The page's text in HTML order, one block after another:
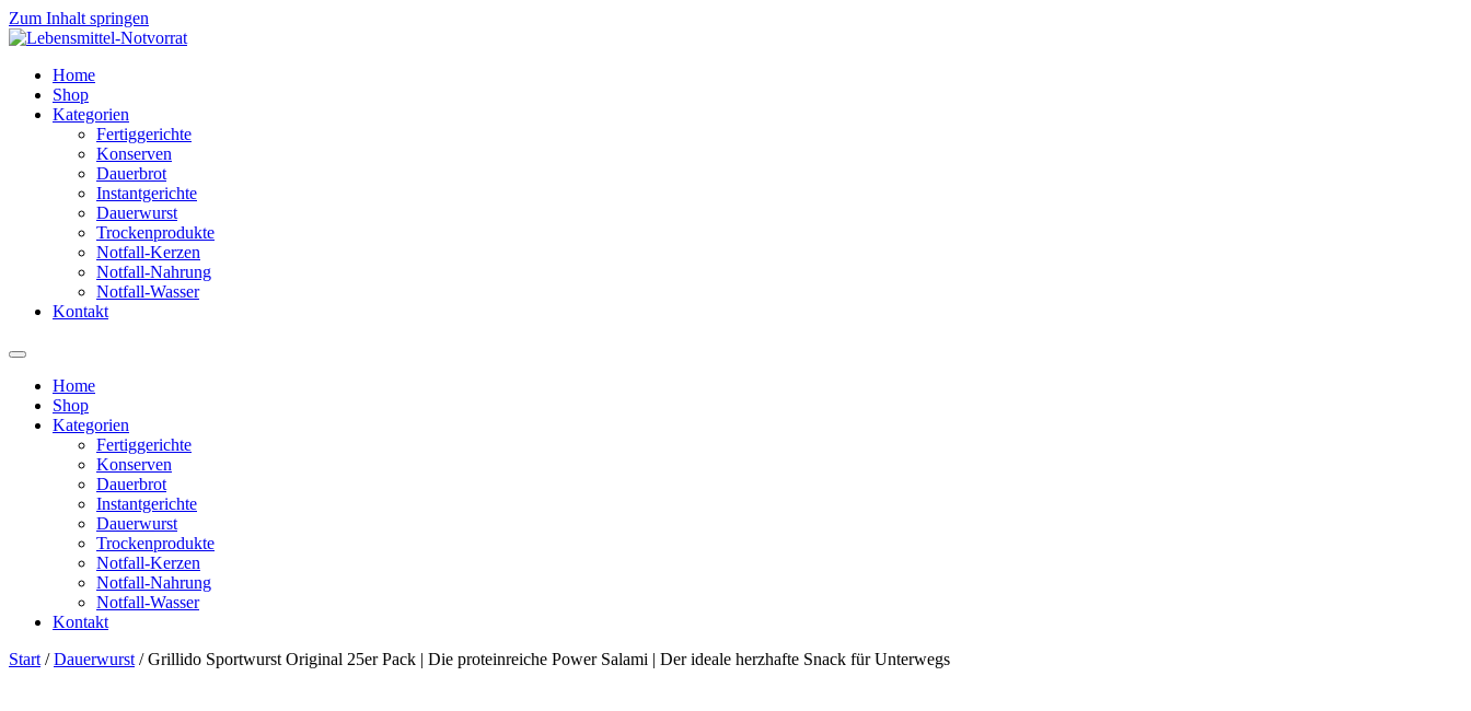
Zum Inhalt springen
Home
Shop
Kategorien
Fertiggerichte
Konserven
Dauerbrot
Instantgerichte
Dauerwurst
Trockenprodukte
Notfall-Kerzen
Notfall-Nahrung
Notfall-Wasser
Kontakt
Home
Shop
Kategorien
Fertiggerichte
Konserven
Dauerbrot
Instantgerichte
Dauerwurst
Trockenprodukte
Notfall-Kerzen
Notfall-Nahrung
Notfall-Wasser
Kontakt
Start /Dauerwurst / Grillido Sportwurst Original 25er Pack | Die proteinreiche Power Salami | Der ideale herzhafte Snack für Unterwegs